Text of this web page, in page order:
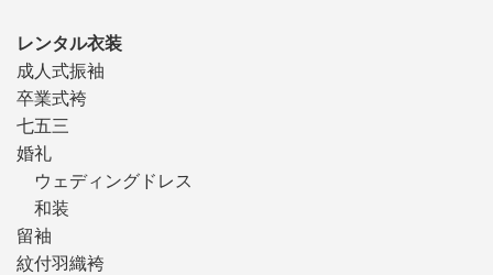
レンタル衣装
成人式振袖
卒業式袴
七五三
婚礼
ウェディングドレス
和装
留袖
紋付羽織袴